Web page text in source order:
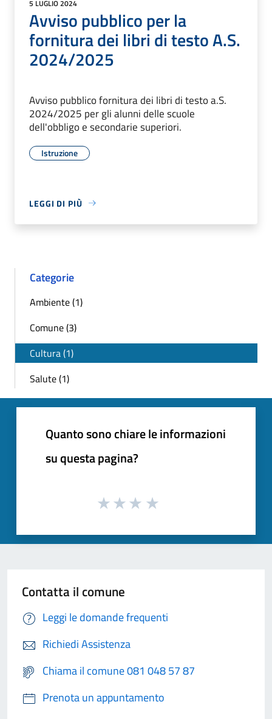
5 LUGLIO 2024
Avviso pubblico per la
fornitura dei libri di testo A.S.
2024/2025
Avviso pubblico fornitura dei libri di testo a.S.
2024/2025 per gli alunni delle scuole
dell'obbligo e secondarie superiori.
Istruzione
LEGGI DI PIÙ
Categorie
Ambiente (1)
Comune (3)
Cultura (1)
Salute (1)
Quanto sono chiare le informazioni
su questa pagina?
Contatta il comune
Leggi le domande frequenti
Richiedi Assistenza
Chiama il comune 081 048 57 87
Prenota un appuntamento